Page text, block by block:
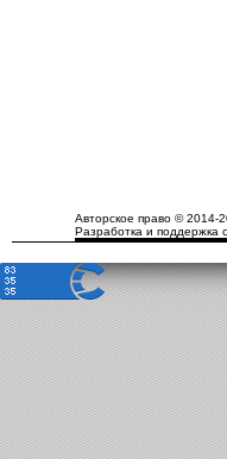
Авторское право © 2014-
Разработка и